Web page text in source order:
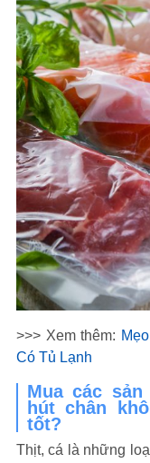
>>> Xem thêm:
Có Tủ Lạnh
Mua các
hút chân
tốt?
Thịt, cá là những